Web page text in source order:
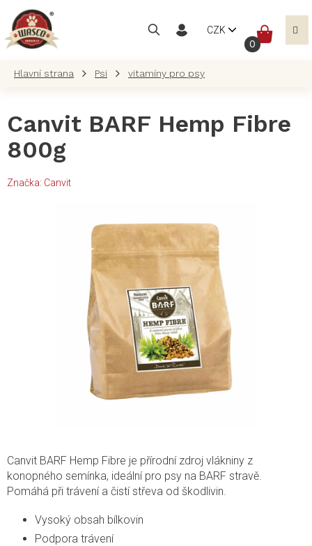
obsah
CZK
Psi vitamíny pro psy
Canvit BARF Hemp Fibre
800g
Značka: Canvit
Canvit BARF Hemp Fibre je přírodní zdroj vlákniny z
konopného semínka, ideální pro psy na BARF stravě.
Pomáhá při trávení a čistí střeva od škodlivin.
Vysoký obsah bílkovin
Podpora trávení